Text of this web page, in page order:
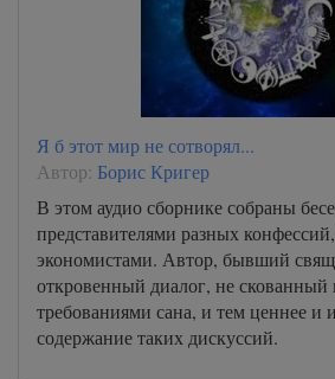
Я б этот мир не сотворял...
Автор: Борис Кригер
В этом аудио сборнике собраны
представителями разных
экономистами. Автор, бывший
откровенный диалог, не
требованиями сана, и тем ценнее и
содержание таких дискуссий.